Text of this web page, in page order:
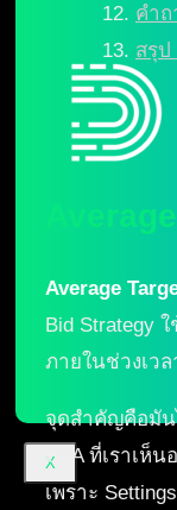
X
คำ
สรุป
Average
Bid Strategy
ภายในช่วงเวล
จุดสำคัญคือมัน
CPA ที่เราเห็
เพราะ